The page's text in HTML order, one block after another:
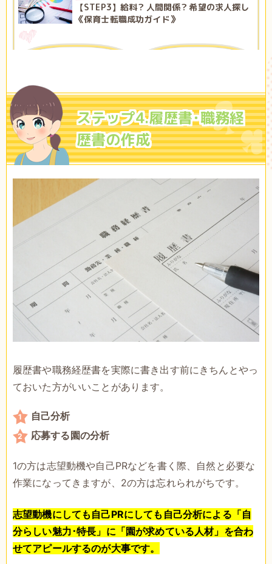
【STEP3】給料？人間関係？希望の求人探し
《保育士転職成功ガイド》
ステップ4.履歴書･職務経
歴書の作成
履歴書や職務経歴書を実際に書き出す前にきちんとやっ
ておいた方がいいことがあります。
自己分析
応募する園の分析
1の方は志望動機や自己PRなどを書く際、自然と必要な
作業になってきますが、2の方は忘れられがちです。
志望動機にしても自己PRにしても自己分析による「自
分らしい魅力･特長」に「園が求めている人材」を合わ
せてアピールするのが大事です。